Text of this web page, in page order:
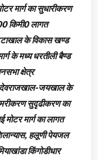
मार्ग का सुधारीकरण
किमी0 लागत
के विकास खण्ड
के मध्य धरतीली बैण्ड
क्षेत्र
देवराजखाल-जयखाल के
सुदृढीकरण का
मोटर मार्ग का लागत
हलूणी पेयजल
किंगोडीधार